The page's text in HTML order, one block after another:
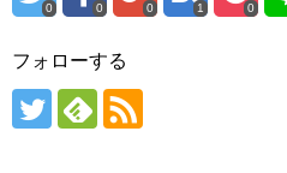
0 0 0 1 0
フォローする